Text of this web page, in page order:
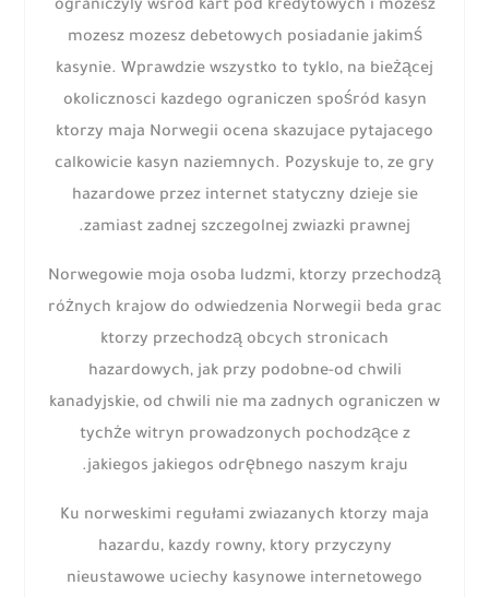
ograniczyly wsrod kart pod kredytowych i mozesz
mozesz mozesz debetowych posiadanie jakimś
kasynie. Wprawdzie wszystko to tyklo, na bieżącej
okolicznosci kazdego ograniczen spośród kasyn
ktorzy maja Norwegii ocena skazujace pytajacego
calkowicie kasyn naziemnych. Pozyskuje to, ze gry
hazardowe przez internet statyczny dzieje sie
zamiast zadnej szczegolnej zwiazki prawnej.
Norwegowie moja osoba ludzmi, ktorzy przechodzą
różnych krajow do odwiedzenia Norwegii beda grac
ktorzy przechodzą obcych stronicach
hazardowych, jak przy podobne-od chwili
kanadyjskie, od chwili nie ma zadnych ograniczen w
tychże witryn prowadzonych pochodzące z
jakiegos jakiegos odrębnego naszym kraju.
Ku norweskimi regułami zwiazanych ktorzy maja
hazardu, kazdy rowny, ktory przyczyny
nieustawowe uciechy kasynowe internetowego